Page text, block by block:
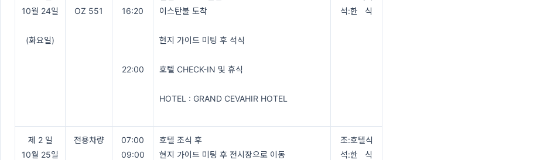
10월 24일
(화요일)
OZ 551
16:20
22:00
이스탄불 도착
현지 가이드 미팅 후 석식
호텔 CHECK-IN 및 휴식
HOTEL : GRAND CEVAHIR HOTEL
석:한 식
제 2 일
10월 25일
전용차량
07:00
09:00
호텔 조식 후
현지 가이드 미팅 후 전시장으로 이동
조:호텔식
석:한 식